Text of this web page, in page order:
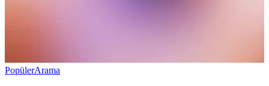
PopülerArama